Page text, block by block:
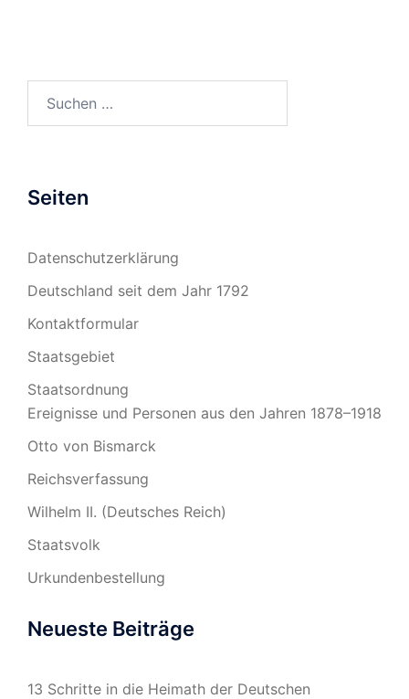
nach:
Seiten
Datenschutzerklärung
Deutschland seit dem Jahr 1792
Kontaktformular
Staatsgebiet
Staatsordnung
Ereignisse und Personen aus den Jahren 1878–1918
Otto von Bismarck
Reichsverfassung
Wilhelm II. (Deutsches Reich)
Staatsvolk
Urkundenbestellung
Neueste Beiträge
13 Schritte in die Heimath der Deutschen